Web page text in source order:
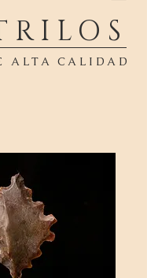
ALTA CALIDAD